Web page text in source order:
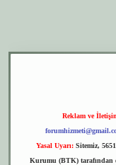
Reklam ve
Yasal Uyarı: Sitemiz,
Kurumu (BTK) tarafından